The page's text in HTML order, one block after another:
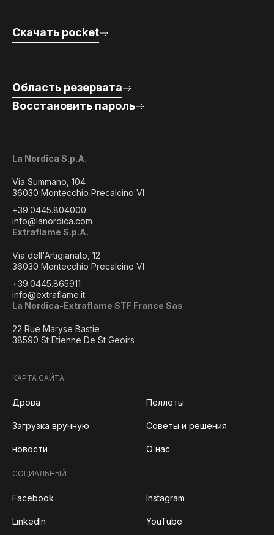
La Nordica S.p.A.
Via Summano, 104
36030 Montecchio Precalcino VI
+39.0445.804000
info@lanordica.com
Extraflame S.p.A.
Via dell'Artigianato, 12
36030 Montecchio Precalcino VI
+39.0445.865911
info@extraflame.it
La Nordica-Extraflame STF France Sas
22 Rue Maryse Bastie
38590 St Etienne De St Geoirs
Скачать pocket
Область резервата
Восстановить пароль
КАРТА САЙТА
Дрова Пеллеты
Загрузка вручную Советы и решения
новости О нас
СОЦИАЛЬНЫЙ
Facebook Instagram
LinkedIn YouTube